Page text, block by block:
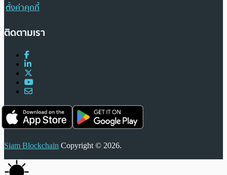
ตั้งค่าคุกกี้
ติดตามเรา
Siam Blockchain Copyright © 2026.